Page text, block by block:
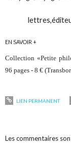
EN SAVOIR +
Collection «Petite
96 pages - 8 €
LIEN PERMANENT
Les commentaires